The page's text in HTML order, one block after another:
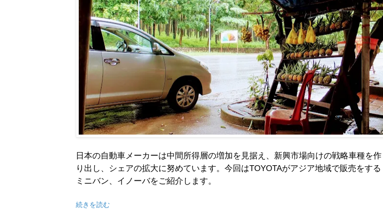
日本の自動車メーカーは中間所得層の増加を見据え、新興市場向けの戦略車種を作
り出し、シェアの拡大に努めています。今回はTOYOTAがアジア地域で販売をする
ミニバン、イノーバをご紹介します。
続きを読む